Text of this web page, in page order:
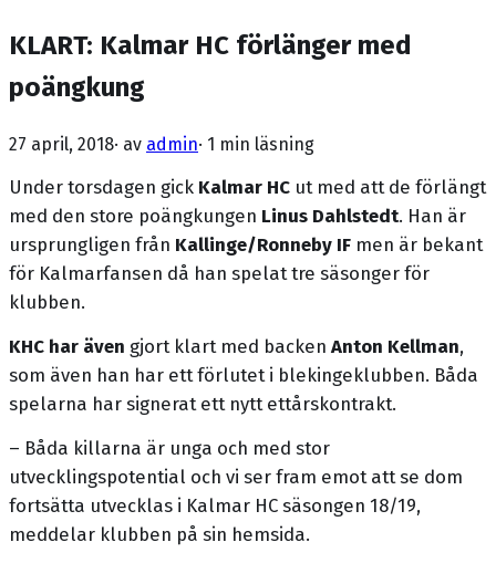
KLART: Kalmar HC förlänger med
poängkung
27 april, 2018· av admin· 1 min läsning
Under torsdagen gick Kalmar HC ut med att de förlängt
med den store poängkungen Linus Dahlstedt. Han är
ursprungligen från Kallinge/Ronneby IF men är bekant
för Kalmarfansen då han spelat tre säsonger för
klubben.
KHC har även gjort klart med backen Anton Kellman,
som även han har ett förlutet i blekingeklubben. Båda
spelarna har signerat ett nytt ettårskontrakt.
– Båda killarna är unga och med stor
utvecklingspotential och vi ser fram emot att se dom
fortsätta utvecklas i Kalmar HC säsongen 18/19,
meddelar klubben på sin hemsida.